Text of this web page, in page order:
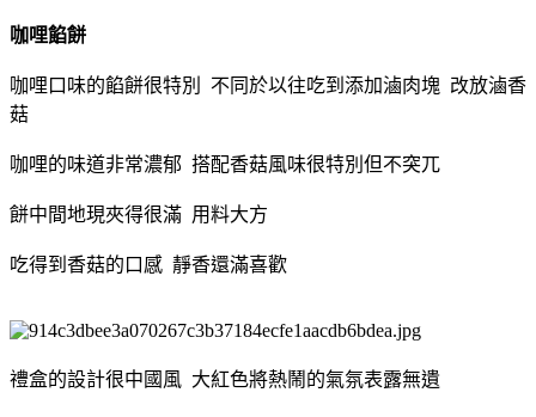
咖哩餡餅
咖哩口味的餡餅很特別 不同於以往吃到添加滷肉塊 改放滷香
菇
咖哩的味道非常濃郁 搭配香菇風味很特別但不突兀
餅中間地現夾得很滿 用料大方
吃得到香菇的口感 靜香還滿喜歡
禮盒的設計很中國風 大紅色將熱鬧的氣氛表露無遺